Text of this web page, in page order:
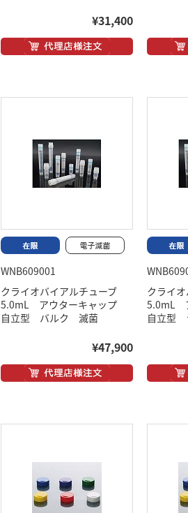
¥31,400
WNB609001
クライオバイアルチューブ
5.0mL アウターキャップ
自立型 バルク 滅菌
¥47,900
クライ
5.0mL
自立型